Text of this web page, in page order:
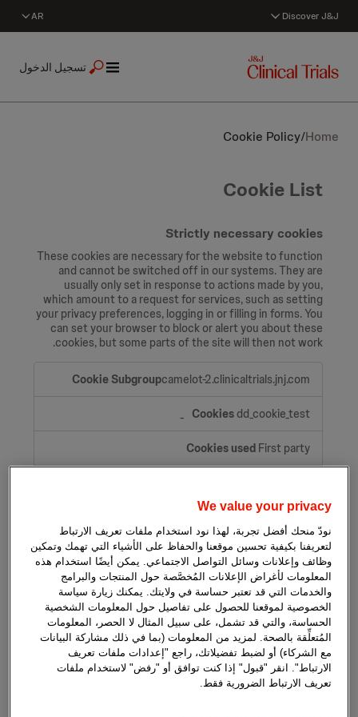
Discover J&J
AR
تسجيل الدخول
Home
/
Cookie Policy
Cookie List
Strictly necessary cookies
These cookies are necessary for the website to function
and cannot be switched off in our systems. They are
usually only set in response to actions made by you,
which amount to a request for services, such as setting
your privacy preferences, logging in or filling in forms. You
can set your browser to block or alert you about these
cookies, but some parts of the site will then not work.
necessary
camelot-2.clinicaltrials.jnj.com
dd_cookie_test_
First party
talisman.clinicaltrials.jnj.com
dd_cookie_test_
First party
A few seconds
clinicaltrials.jnj.com
We value your privacy
نودّ منحك أفضل تجربة، لهذا نود استخدام ملفات تعريف الارتباط
لتعريفنا بكيفية تحسين موقعنا والحفاظ على الأشياء التي تهمك وتمكين
وظائف وإعلانات وسائل التواصل الاجتماعي. يمكن أيضًا استخدام هذه
المعلومات لأغراض الإعلانات المُخصَّصة حول المنتجات والبرامج
والخدمات التي قد تعتبر حساسة في ولايتك. يمكنك زيارة سياسة
الخصوصية لموقعنا للحصول على تفاصيل حول المعلومات الشخصية
الحساسة، والتي قد تشمل، على سبيل المثال لا الحصر، المعلومات
المُتعلِّقة بالصحة. لمزيد من المعلومات (بما في ذلك مشاركة البيانات
مع الشركاء) أو لضبط تفضيلاتك، راجع "إعدادات ملفات تعريف
الارتباط". انقر "قبول" إذا كنت توافق أو "رفض" لاستخدام ملفات
تعريف الارتباط الضرورية فقط.